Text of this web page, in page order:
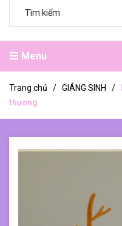
Menu
Trang chủ / GIÁNG SINH /
thương